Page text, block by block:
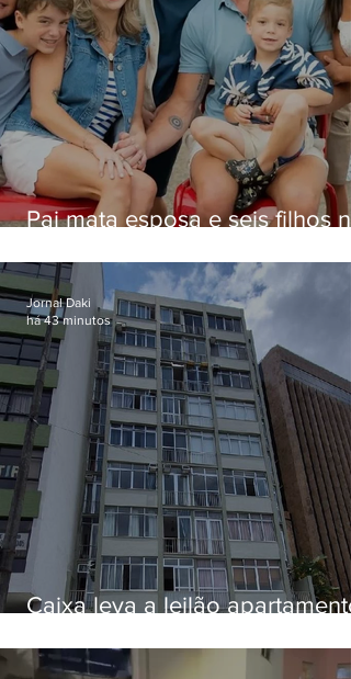
Pai mata esposa e seis filhos
Caixa leva a leilão apartamento
Botafogo
Jornal Daki
há 43 minutos